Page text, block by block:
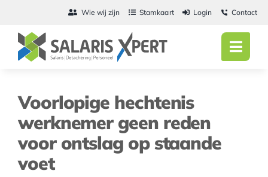
inhoud
Wie wij zijn Stamkaart Login Contact
Detachering
Voorlopige hechtenis
werknemer geen reden
voor ontslag op staande
voet